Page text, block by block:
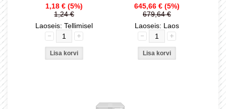
1,18 € (5%)
1,24 €
Laoseis: Tellimisel
645,66 € (5%)
679,64 €
Laoseis: Laos